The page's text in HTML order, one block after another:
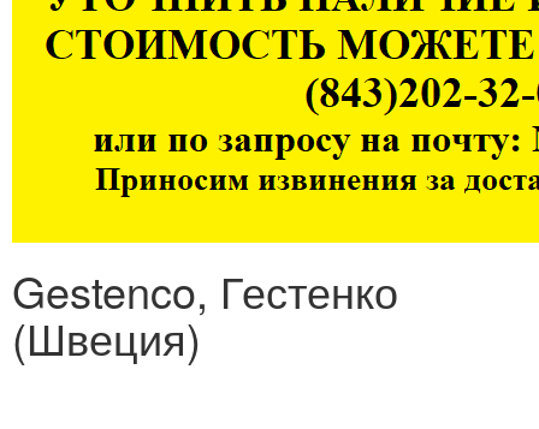
Gestenco, Гестенко
(Швеция)